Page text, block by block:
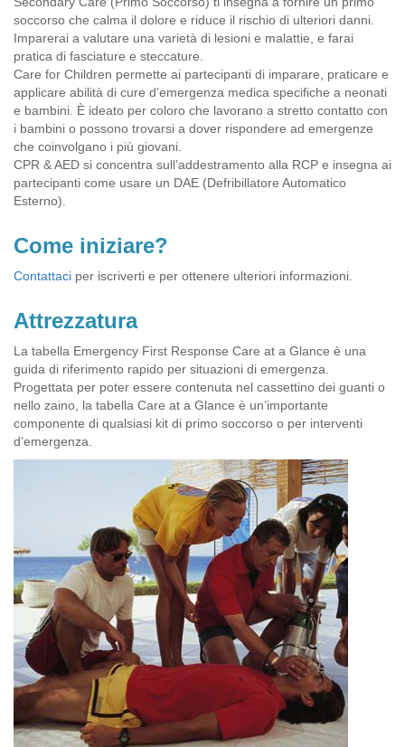
soccorso che calma il dolore e riduce il rischio di ulteriori danni.
Imparerai a valutare una varietà di lesioni e malattie, e farai
pratica di fasciature e steccature.
Care for Children permette ai partecipanti di imparare, praticare e
applicare abilità di cure d’emergenza medica specifiche a neonati
e bambini. È ideato per coloro che lavorano a stretto contatto con
i bambini o possono trovarsi a dover rispondere ad emergenze
che coinvolgano i più giovani.
CPR & AED si concentra sull’addestramento alla RCP e insegna ai
partecipanti come usare un DAE (Defribillatore Automatico
Esterno).
Come iniziare?
Contattaci per iscriverti e per ottenere ulteriori informazioni.
Attrezzatura
La tabella Emergency First Response Care at a Glance è una
guida di riferimento rapido per situazioni di emergenza.
Progettata per poter essere contenuta nel cassettino dei guanti o
nello zaino, la tabella Care at a Glance è un’importante
componente di qualsiasi kit di primo soccorso o per interventi
d’emergenza.